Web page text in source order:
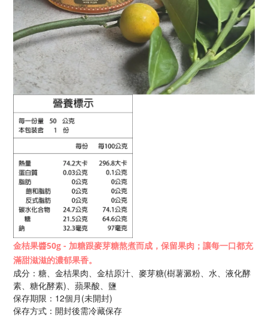
金桔果醬50g - 加糖跟麥芽糖熬煮而成，保留果肉；讓每一口都充
滿甜滋滋的濃郁果香。
成分：糖、金桔果肉、金桔原汁、麥芽糖(樹薯澱粉、水、液化酵
素、糖化酵素)、蘋果酸、鹽
保存期限：12個月 (未開封)
保存方式：開封後需冷藏保存